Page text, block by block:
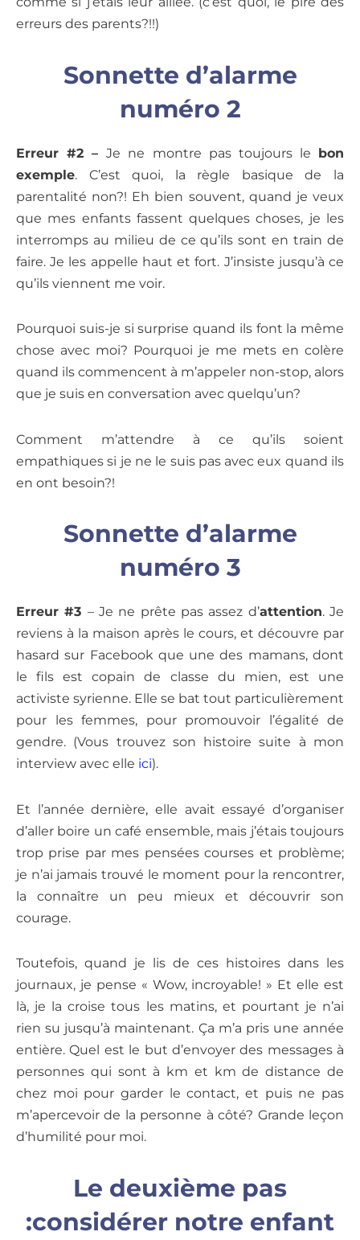
erreurs des parents?!!)
Sonnette d’alarme
numéro 2
Erreur #2 –Je ne montre pas toujours le bon
exemple. C’est quoi, la règle basique de la
parentalité non?! Eh bien souvent, quand je veux
que mes enfants fassent quelques choses, je les
interromps au milieu de ce qu’ils sont en train de
faire. Je les appelle haut et fort. J’insiste jusqu’à ce
qu’ils viennent me voir.
Pourquoi suis-je si surprise quand ils font la même
chose avec moi? Pourquoi je me mets en colère
quand ils commencent à m’appeler non-stop, alors
que je suis en conversation avec quelqu’un?
Comment m’attendre à ce qu’ils soient
empathiques si je ne le suis pas avec eux quand ils
en ont besoin?!
Sonnette d’alarme
numéro 3
Erreur #3 – Je ne prête pas assez d’attention. Je
reviens à la maison après le cours, et découvre par
hasard sur Facebook que une des mamans, dont
le fils est copain de classe du mien, est une
activiste syrienne. Elle se bat tout particulièrement
pour les femmes, pour promouvoir l’égalité de
gendre. (Vous trouvez son histoire suite à mon
interview avec elle ici).
Et l’année dernière, elle avait essayé d’organiser
d’aller boire un café ensemble, mais j’étais toujours
trop prise par mes pensées courses et problème;
je n’ai jamais trouvé le moment pour la rencontrer,
la connaître un peu mieux et découvrir son
courage.
Toutefois, quand je lis de ces histoires dans les
journaux, je pense « Wow, incroyable! » Et elle est
là, je la croise tous les matins, et pourtant je n’ai
rien su jusqu’à maintenant. Ça m’a pris une année
entière. Quel est le but d’envoyer des messages à
personnes qui sont à km et km de distance de
chez moi pour garder le contact, et puis ne pas
m’apercevoir de la personne à côté? Grande leçon
d’humilité pour moi.
Le deuxième pas
:considérer notre enfant